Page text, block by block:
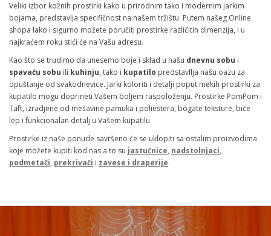
Veliki izbor kožnih prostirki kako u prirodnim tako i modernim jarkim
bojama, predstavlja specifičnost na našem tržištu. Putem našeg Online
shopa lako i sigurno možete poručiti prostirke različitih dimenzija, i u
najkraćem roku stići će na Vašu adresu.
Kao što se trudimo da unesemo boje i sklad u našu dnevnu sobu i
spavaću sobu ili kuhinju, tako i kupatilo predstavllja našu oazu za
opuštanje od svakodnevice. Jarki koloriti i detalji poput mekih prostirki za
kupatilo mogu doprineti Vašem boljem raspoloženju. Prostirke PomPom i
Taft, izradjene od mešavine pamuka i poliestera, bogate teksture, biće
lep i funkcionalan detalj u Vašem kupatilu.
Prostirke iz naše ponude savršeno će se uklopiti sa ostalim proizvodima
koje možete kupiti kod nas a to su jastučnice, nadstolnjaci,
podmetači, prekrivači i zavese i draperije.